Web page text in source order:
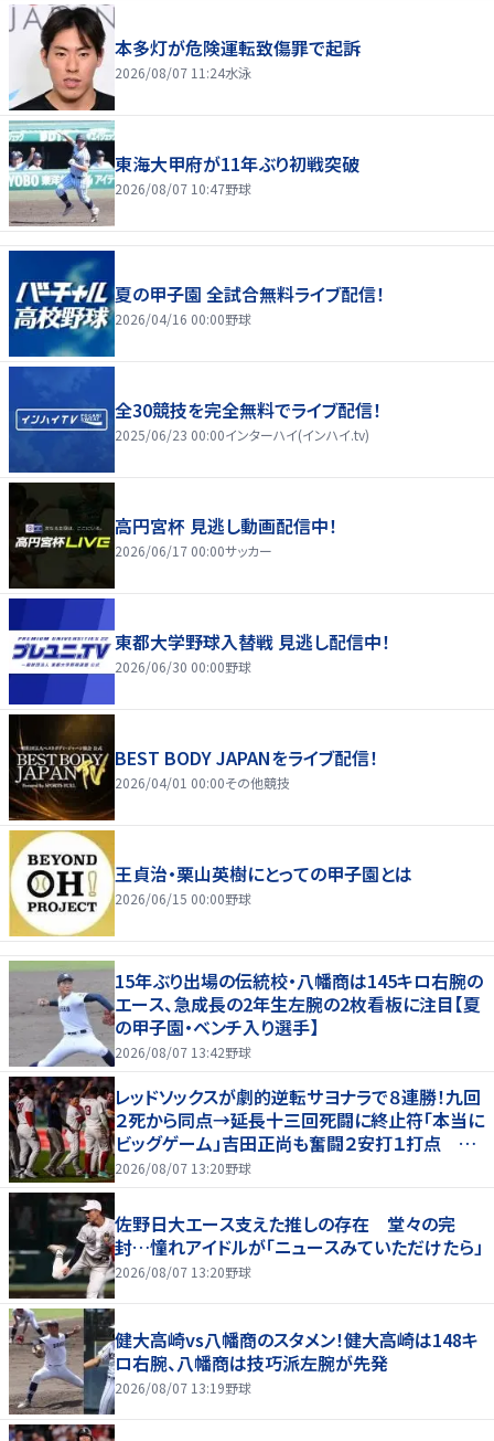
本多灯が危険運転致傷罪で起訴
2026/08/07 11:24水泳
東海大甲府が11年ぶり初戦突破
2026/08/07 10:47野球
夏の甲子園 全試合無料ライブ配信！
2026/04/16 00:00野球
全30競技を完全無料でライブ配信！
2025/06/23 00:00インターハイ(インハイ.tv)
高円宮杯 見逃し動画配信中！
2026/06/17 00:00サッカー
東都大学野球入替戦 見逃し配信中！
2026/06/30 00:00野球
BEST BODY JAPANをライブ配信！
2026/04/01 00:00その他競技
王貞治・栗山英樹にとっての甲子園とは
2026/06/15 00:00野球
15年ぶり出場の伝統校・八幡商は145キロ右腕の
エース、急成長の2年生左腕の2枚看板に注目【夏
の甲子園・ベンチ入り選手】
2026/08/07 13:42野球
レッドソックスが劇的逆転サヨナラで８連勝！九回
２死から同点→延長十三回死闘に終止符「本当に
ビッグゲーム」吉田正尚も奮闘２安打１打点 本
拠地熱狂
2026/08/07 13:20野球
佐野日大エース支えた推しの存在 堂々の完
封…憧れアイドルが「ニュースみていただけたら」
2026/08/07 13:20野球
健大高崎vs八幡商のスタメン！健大高崎は148キ
ロ右腕、八幡商は技巧派左腕が先発
2026/08/07 13:19野球